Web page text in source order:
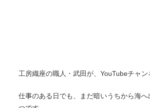
工房織座の職人・武田が、YouTubeチャ
仕事のある日でも、まだ暗いうちから海